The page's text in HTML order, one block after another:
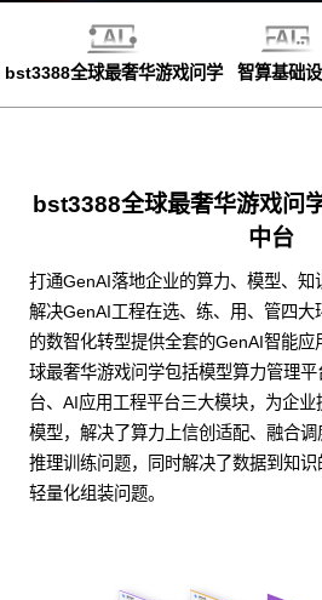
bst3388全球最奢华游戏问学 智算基础
bst3388全球最奢华游戏
中台
打通GenAI落地企业的算力、模型、知
解决GenAI工程在选、练、用、管四大
的数智化转型提供全套的GenAI智能
球最奢华游戏问学包括模型算力管理
台、AI应用工程平台三大模块，为企
模型，解决了算力上信创适配、融合
推理训练问题，同时解决了数据到知
轻量化组装问题。